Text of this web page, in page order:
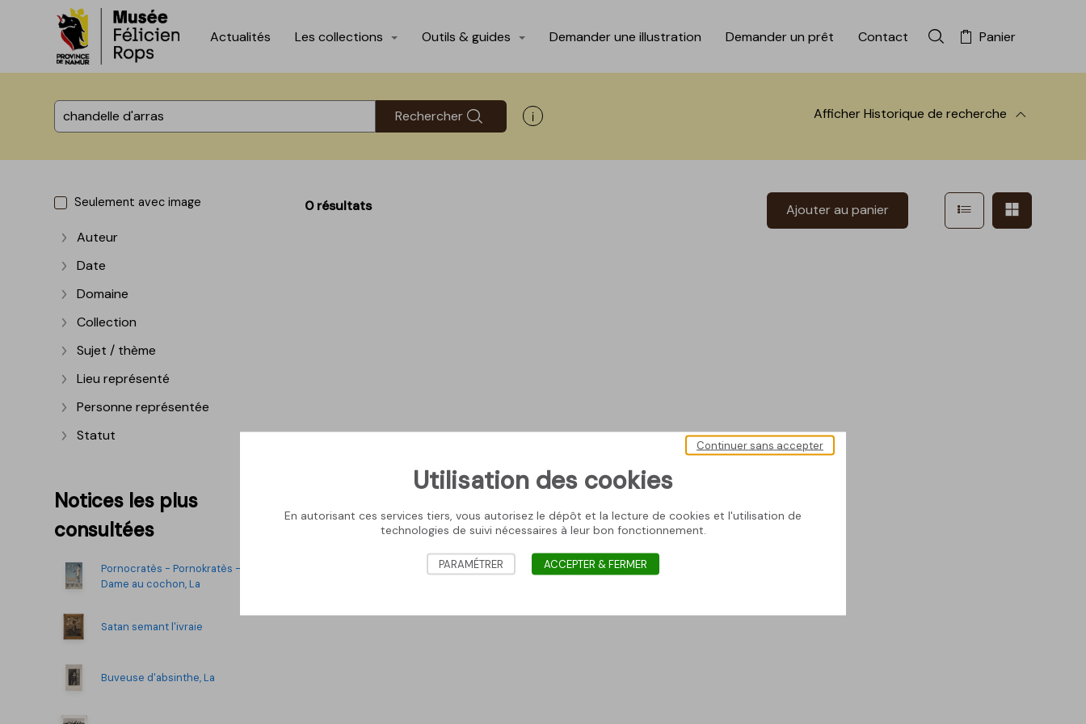
Accèder directement au contenu
Accèder directement au contenu
Actualités Les collections Outils & guides Demander une illustration Demander un prêt Contact Rechercher dans la
Panier
Rechercher Afficher les informations d'aide à la recherche AfficherHistorique de recherche
Seulement avec image
Afficher plus
Auteur
Afficher plus
Date
Afficher plus
Domaine
Afficher plus
Collection
Afficher plus
Sujet / thème
Afficher plus
Lieu représenté
Afficher plus
Personne représentée
Afficher plus
Statut
Notices les plus
consultées
Pornocratès - Pornokratès -
Dame au cochon, La
Satan semant l'ivraie
Buveuse d'absinthe, La
0 résultats Ajouter au panier Afficher en mode
Utilisation des cookies
En autorisant ces services tiers, vous autorisez le dépôt et la lecture de cookies et l'utilisation de
technologies de suivi nécessaires à leur bon fonctionnement.
Continuer sans accepter
PARAMÉTRER ACCEPTER & FERMER